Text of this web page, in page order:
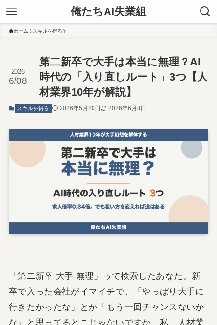
俺たちAI失業組
ホーム スキルを得る
第二新卒で大手は本当に無理？AI
時代の「入り直しルート」3つ【人
材業界10年が解説】
2026
6/08
スキルを得る 2026年5月20日 2026年6月8日
「第二新卒 大手 無理」って検索したあなた。新
卒で入った会社がイマイチで、「やっぱり大手に
行きたかったな」とか「もう一回チャンスないか
な」と思ってるとこじゃないですか。私、人材業